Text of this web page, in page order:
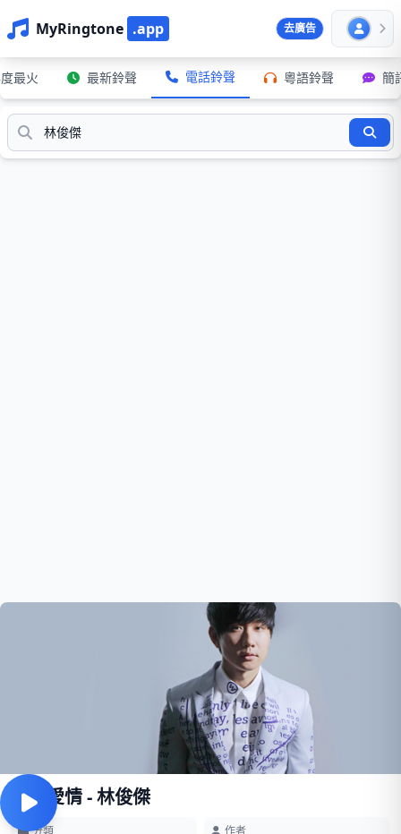
MyRingtone .app 去廣告
最火 最新鈴聲 電話鈴聲 粵語鈴聲 簡
修煉愛情 - 林俊傑
分類
作者